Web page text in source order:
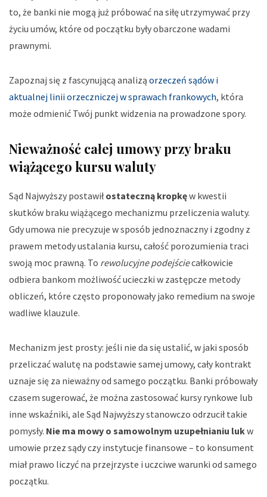
to, że banki nie mogą już próbować na siłę utrzymywać przy
życiu umów, które od początku były obarczone wadami
prawnymi.
Zapoznaj się z fascynującą analizą orzeczeń sądów i
aktualnej linii orzeczniczej w sprawach frankowych, która
może odmienić Twój punkt widzenia na prowadzone spory.
Nieważność całej umowy przy braku
wiążącego kursu waluty
Sąd Najwyższy postawiłostateczną kropkęw kwestii
skutków braku wiążącego mechanizmu przeliczenia waluty.
Gdy umowa nie precyzuje w sposób jednoznaczny i zgodny z
prawem metody ustalania kursu, całość porozumienia traci
swoją moc prawną. To rewolucyjne podejściecałkowicie
odbiera bankom możliwość ucieczki w zastępcze metody
obliczeń, które często proponowały jako remedium na swoje
wadliwe klauzule.
Mechanizm jest prosty: jeśli nie da się ustalić, w jaki sposób
przeliczać walutę na podstawie samej umowy, cały kontrakt
uznaje się za nieważny od samego początku. Banki próbowały
czasem sugerować, że można zastosować kursy rynkowe lub
inne wskaźniki, ale Sąd Najwyższy stanowczo odrzucił takie
pomysły. Nie ma mowy o samowolnym uzupełnianiu lukw
umowie przez sądy czy instytucje finansowe – to konsument
miał prawo liczyć na przejrzyste i uczciwe warunki od samego
początku.